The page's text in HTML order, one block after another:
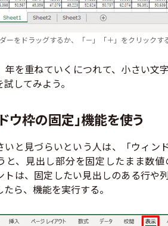
ーをドラッグするか、「－」「＋」をクリック
を重ねていくにつれて、小さい文
してみよう。
ウ枠の固定」機能を使う
と見づらいという人は、「ウィン
と、見出し部分を固定したまま数
トは、固定したい見出しのある行や
ら、機能を実行する。